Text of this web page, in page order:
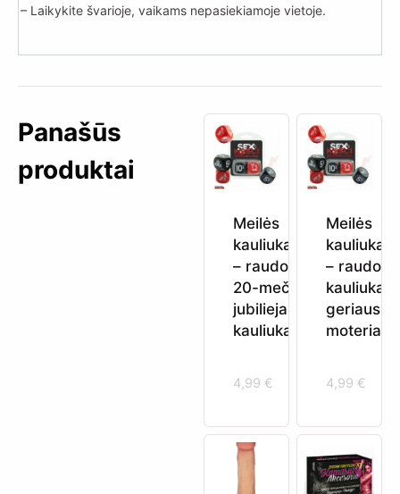
– Laikykite švarioje, vaikams nepasiekiamoje vietoje.
Panašūs
produktai
Meilės
kauliukai
– raudoni
20-mečio
jubiliejaus
kauliukai
4,99 €
Meilės
kauliukai
– raudoni
kauliukai
geriausiai
moteriai
4,99 €